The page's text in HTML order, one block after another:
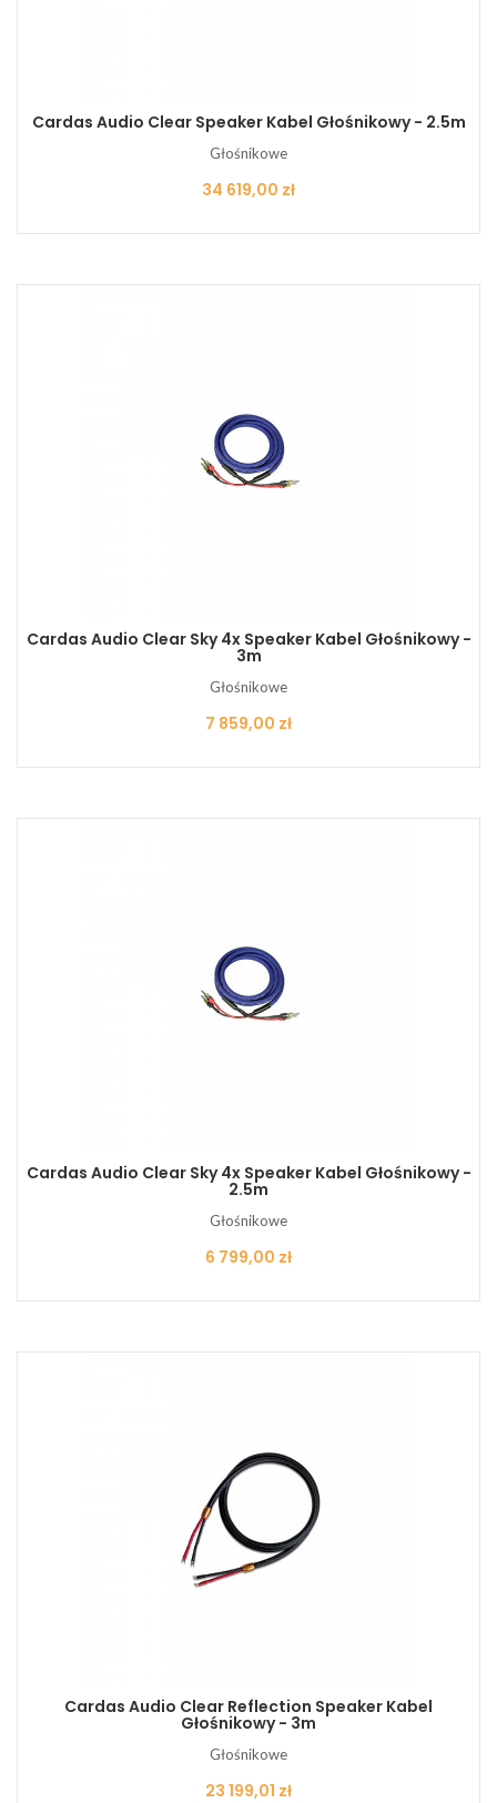
Cardas Audio Clear Speaker Kabel Głośnikowy - 2.5m
Głośnikowe
Cena
34 619,00 zł
Cardas Audio Clear Sky 4x Speaker Kabel Głośnikowy -
3m
Głośnikowe
Cena
7 859,00 zł
Cardas Audio Clear Sky 4x Speaker Kabel Głośnikowy -
2.5m
Głośnikowe
Cena
6 799,00 zł
Cardas Audio Clear Reflection Speaker Kabel
Głośnikowy - 3m
Głośnikowe
Cena
23 199,01 zł